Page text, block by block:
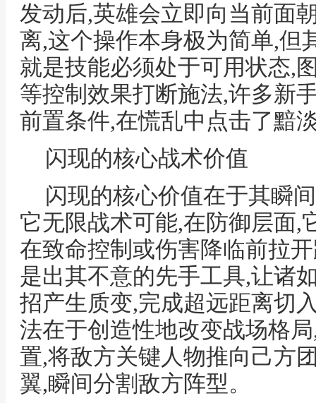
发动后,英雄会立即向当前面
离,这个操作本身极为简单,但
就是技能必须处于可用状态,
等控制效果打断施法,许多新
前置条件,在慌乱中点击了黯
闪现的核心战术价值
闪现的核心价值在于其瞬
它无限战术可能,在防御层面,
在致命控制或伤害降临前拉
是出其不意的先手工具,让诸
招产生质变,完成超远距离切
法在于创造性地改变战场格
置,将敌方关键人物推向己方
翼,瞬间分割敌方阵型。